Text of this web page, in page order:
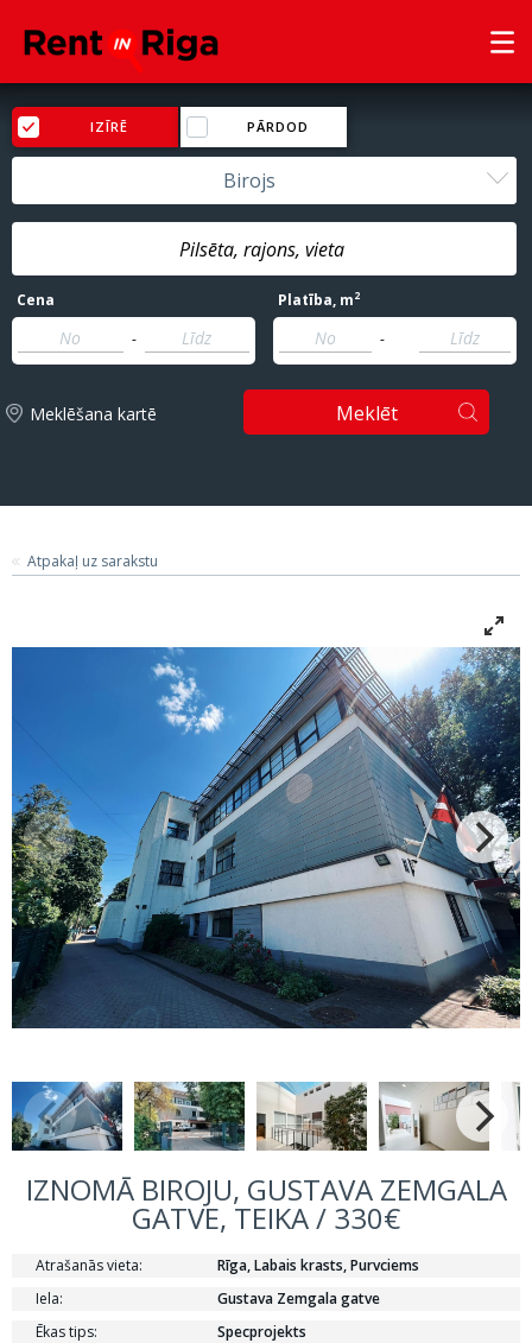
IZĪRĒ PĀRDOD
Birojs
Cena
-
Platība, m2
-
Meklēšana kartē Meklēt
Atpakaļ uz sarakstu
IZNOMĀ BIROJU, GUSTAVA ZEMGALA
GATVE, TEIKA / 330€
Atrašanās vieta:
Rīga, Labais krasts, Purvciems
Iela:
Gustava Zemgala gatve
Ēkas tips:
Specprojekts